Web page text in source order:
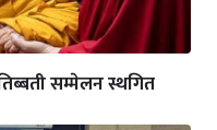
सम्मेलन स्थगित